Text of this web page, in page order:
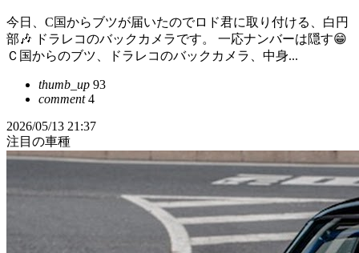
今日、C国からブツが届いたのでロド君に取り付ける、白円
部🎶 ドラレコのバックカメラです。 一応ナンバーは隠す😁
Ｃ国からのブツ、ドラレコのバックカメラ、中身...
thumb_up 93
comment4
2026/05/13 21:37
注目の車種